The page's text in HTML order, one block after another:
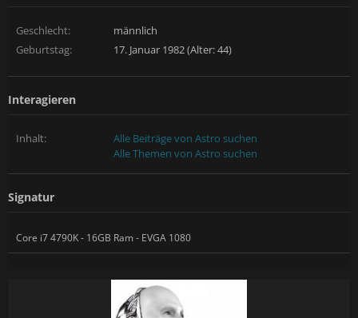
Geschlecht:
männlich
Geburtstag:
17. Januar 1982 (Alter: 44)
Interagieren
Inhalt:
Alle Beiträge von Astro suchen
Alle Themen von Astro suchen
Signatur
Core i7 4790K - 16GB Ram - EVGA 1080